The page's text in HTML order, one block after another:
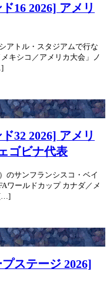
16 2026] アメリ
アトル・スタジアムで行な
キシコ／アメリカ大会」ノ
32 2026] アメリ
ゴビナ代表
のサンフランシスコ・ベイ
ワールドカップ カナダ／メ
[…]
ステージ 2026]